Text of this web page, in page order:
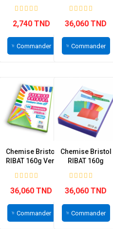
2,740 TND
Commander
36,060 TND
Commander
Chemise Bristol
RIBAT 160g Vert
36,060 TND
Commander
Chemise Bristol
RIBAT 160g
36,060 TND
Commander